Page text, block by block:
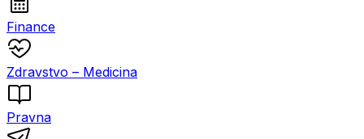
Finance
Zdravstvo – Medicina
Pravna